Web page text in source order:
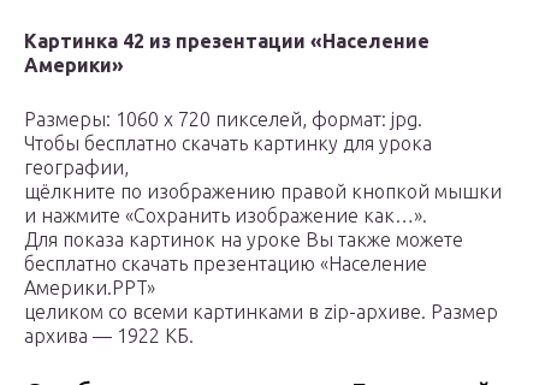
Картинка 42 из презентации «Население
Америки»
Размеры: 1060 х 720 пикселей, формат: jpg.
Чтобы бесплатно скачать картинку для урока
географии,
щёлкните по изображению правой кнопкой мышки
и нажмите «Сохранить изображение как…».
Для показа картинок на уроке Вы также можете
бесплатно скачать презентацию «Население
Америки.PPT»
целиком со всеми картинками в zip-архиве. Размер
архива — 1922 КБ.